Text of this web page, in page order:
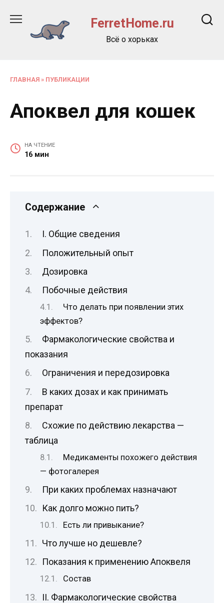
содержанию
FerretHome.ru
Всё о хорьках
ГЛАВНАЯ » ПУБЛИКАЦИИ
Апоквел для кошек
НА ЧТЕНИЕ
16 мин
Содержание
I. Общие сведения
Положительный опыт
Дозировка
Побочные действия
Что делать при появлении этих
эффектов?
Фармакологические свойства и
показания
Ограничения и передозировка
В каких дозах и как принимать
препарат
Схожие по действию лекарства —
таблица
Медикаменты похожего действия
— фотогалерея
При каких проблемах назначают
Как долго можно пить?
Есть ли привыкание?
Что лучше но дешевле?
Показания к применению Апоквеля
Состав
II. Фармакологические свойства